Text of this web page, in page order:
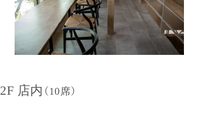
2F 店内 （10席）